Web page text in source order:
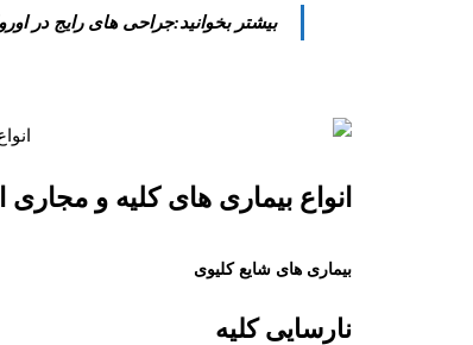
بیشتر بخوانید:جراحی‌ های رایج در
انواع بیماری های کلیه و مجاری
بیماری های شایع کلیوی
نارسایی کلیه